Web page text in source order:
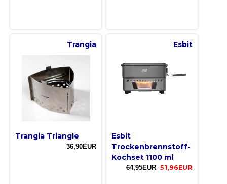
Trangia
Trangia Triangle
36,90EUR
Esbit
Esbit
Trockenbrennstoff-
Kochset 1100 ml
64,95EUR 51,96EUR